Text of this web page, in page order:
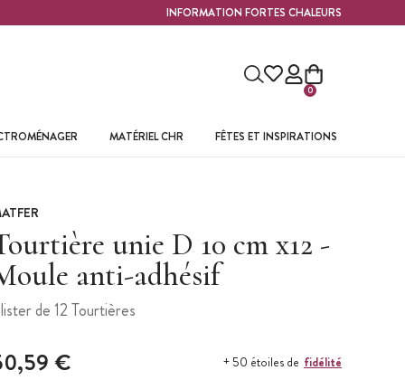
INFORMATION FORTES CHALEURS
0
MATÉRIEL CHR FÊTES ET INSPIRATIONS
unie D 10 cm x12 -
anti-adhésif
de 12 Tourtières
€ + 50 étoiles de fidélité